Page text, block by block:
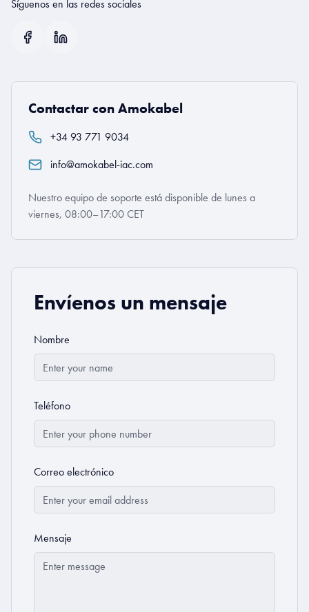
Síguenos en las redes sociales
Contactar con Amokabel
+34 93 771 9034
info@amokabel-iac.com
Nuestro equipo de soporte está disponible de lunes a
viernes, 08:00–17:00 CET
Envíenos un mensaje
Nombre
Teléfono
Correo electrónico
Mensaje